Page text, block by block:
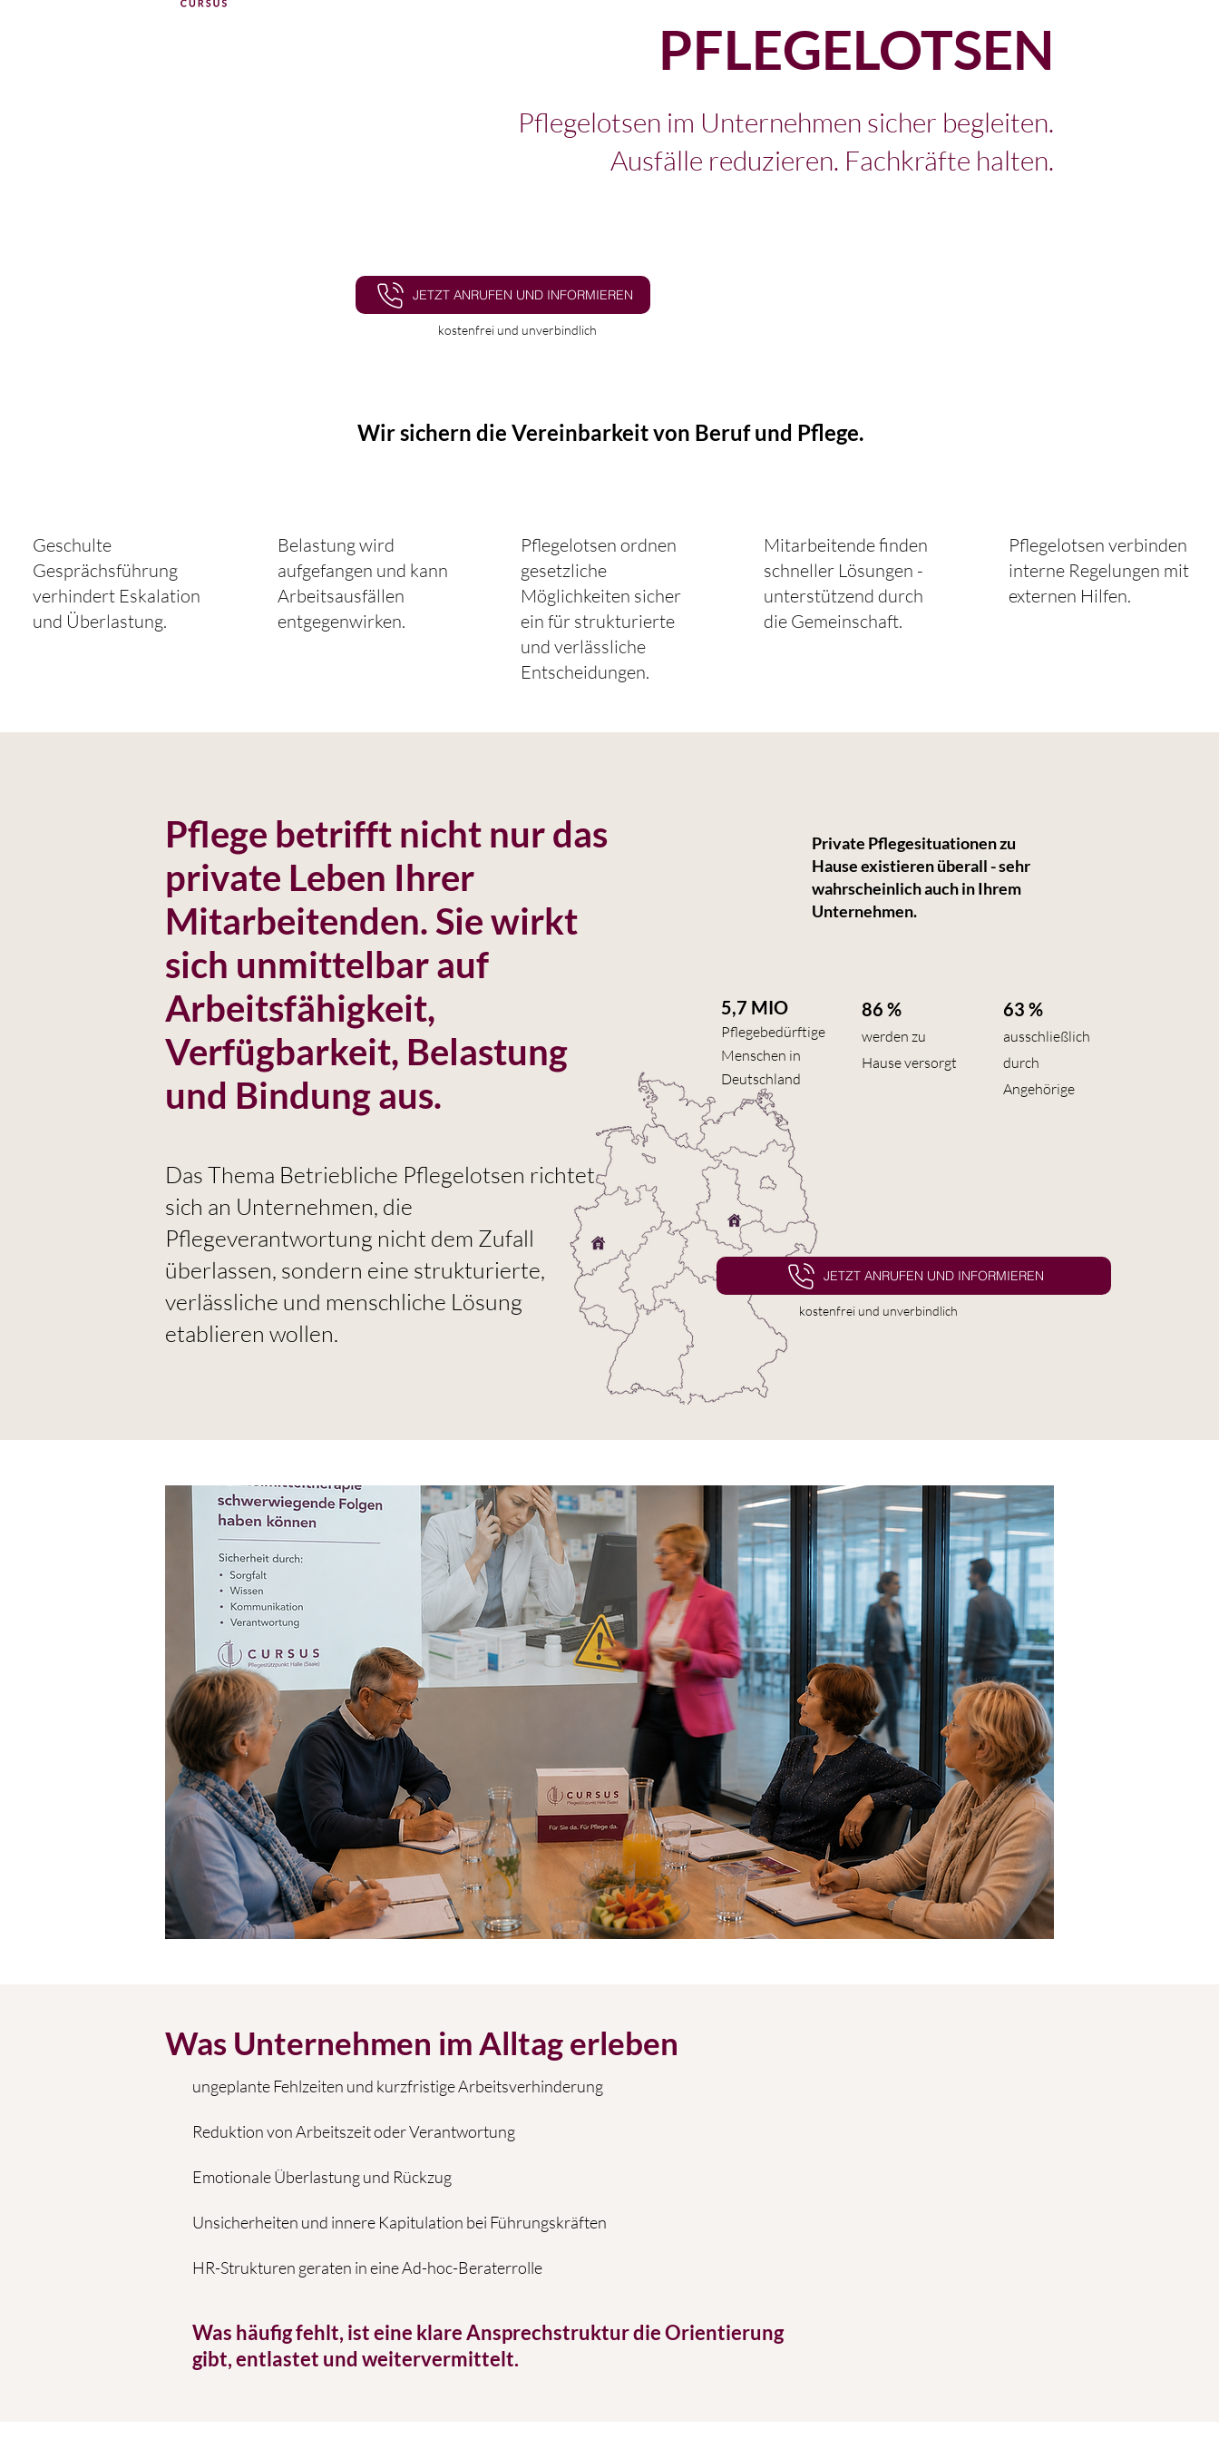
PFLEGELOTSEN
Pflegelotsen im Unternehmen sicher begleiten.
Ausfälle reduzieren. Fachkräfte halten.
JETZT ANRUFEN UND INFORMIEREN
kostenfrei und unverbindlich
Wir sichern die Vereinbarkeit von Beruf und Pflege.
Geschulte
Gesprächsführung
verhindert Eskalation
und Überlastung.
Belastung wird
aufgefangen und kann
Arbeitsausfällen
entgegenwirken.
Pflegelotsen ordnen
gesetzliche
Möglichkeiten sicher
ein für strukturierte
und verlässliche
Entscheidungen.
Mitarbeitende finden
schneller Lösungen -
unterstützend durch
die Gemeinschaft.
Pflegelotsen verbinden
interne Regelungen mit
externen Hilfen.
Pflege betrifft nicht nur das
private Leben Ihrer
Mitarbeitenden. Sie wirkt
sich unmittelbar auf
Arbeitsfähigkeit,
Verfügbarkeit, Belastung
und Bindung aus.
Das Thema Betriebliche Pflegelotsen richtet
sich an Unternehmen, die
Pflegeverantwortung nicht dem Zufall
überlassen, sondern eine strukturierte,
verlässliche und menschliche Lösung
etablieren wollen.
Private Pflegesituationen zu
Hause existieren überall - sehr
wahrscheinlich auch in Ihrem
Unternehmen.
5,7 MIO
Pflegebedürftige
Menschen in
Deutschland
86 %
werden zu
Hause versorgt
63 %
ausschließlich
durch
Angehörige
JETZT ANRUFEN UND INFORMIEREN
kostenfrei und unverbindlich
Was Unternehmen im Alltag erleben
ungeplante Fehlzeiten und kurzfristige Arbeitsverhinderung
Reduktion von Arbeitszeit oder Verantwortung
Emotionale Überlastung und Rückzug
Unsicherheiten und innere Kapitulation bei Führungskräften
HR-Strukturen geraten in eine Ad-hoc-Beraterrolle
Was häufig fehlt, ist eine klare Ansprechstruktur die Orientierung
gibt, entlastet und weitervermittelt.